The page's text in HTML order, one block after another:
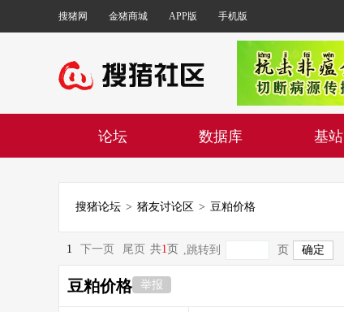
搜猪网 金猪商城 APP版 手机版
论坛 数据库 基站
搜猪论坛 > 猪友讨论区 > 豆粕价格
1 下一页 尾页 共1 页 ,跳转到 页
豆粕价格 举报